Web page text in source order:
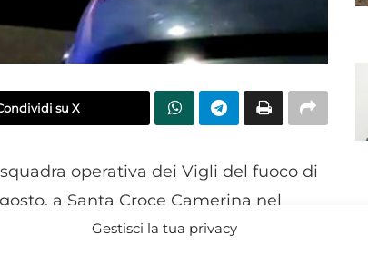
Gestisci la tua privacy
su X
operativa dei Vigli del fuoco di
a Santa Croce Camerina nel
per l’incendio di un’autovettura